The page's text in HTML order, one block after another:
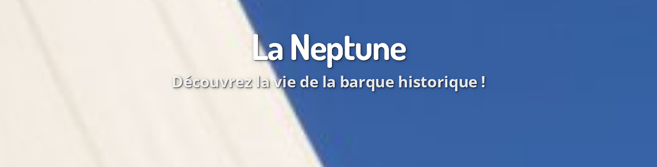
La Neptune
Découvrez la vie de la barque historique !